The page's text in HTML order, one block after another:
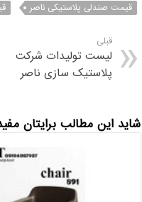
قیمت صندلی پلاستیکی ناصر
قبلی
لیست تولیدات شرکت
پلاستیک سازی ناصر
شاید این مطالب برایتان